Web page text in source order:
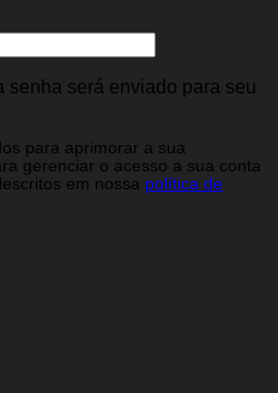
senha será enviado para seu
para aprimorar a sua
gerenciar o acesso a sua conta
em nossa política de